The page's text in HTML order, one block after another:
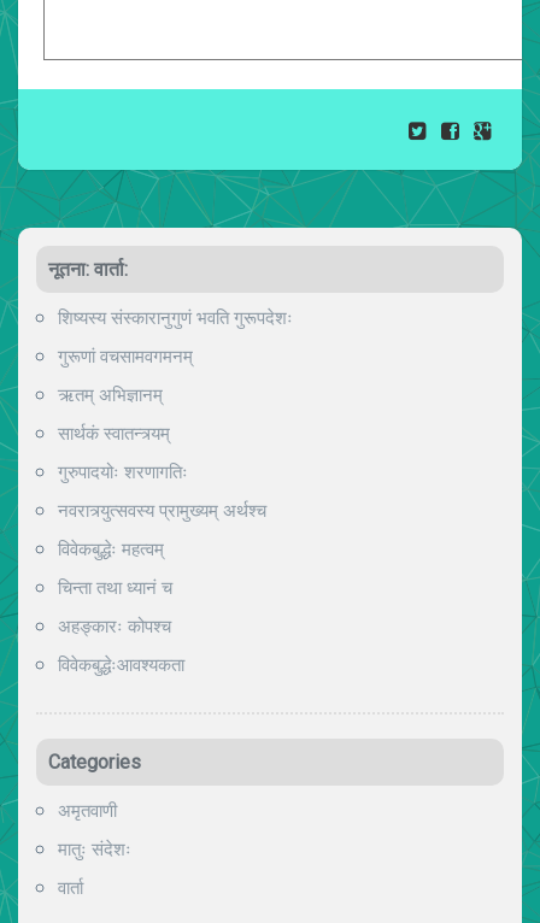
नूतना: वार्ता:
शिष्यस्य संस्कारानुगुणं भवति गुरूपदेशः
गुरूणां वचसामवगमनम्
ऋतम् अभिज्ञानम्
सार्थकं स्वातन्त्र्यम्
गुरुपादयोः शरणागतिः
नवरात्र्युत्सवस्य प्रामुख्यम् अर्थश्च
विवेकबुद्धेः महत्वम्
चिन्ता तथा ध्यानं च
अहङ्कारः कोपश्च
विवेकबुद्धेःआवश्यकता
Categories
अमृतवाणी
मातुः संदेशः
वार्ता